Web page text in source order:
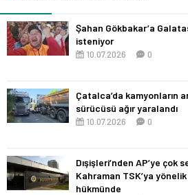
Şahan Gökbakar’a
isteniyor
10.07.2026 0
Çatalca’da kamyonların
sürücüsü ağır yaralandı
10.07.2026 0
Dışişleri’nden AP’ye çok
Kahraman TSK’ya
hükmünde